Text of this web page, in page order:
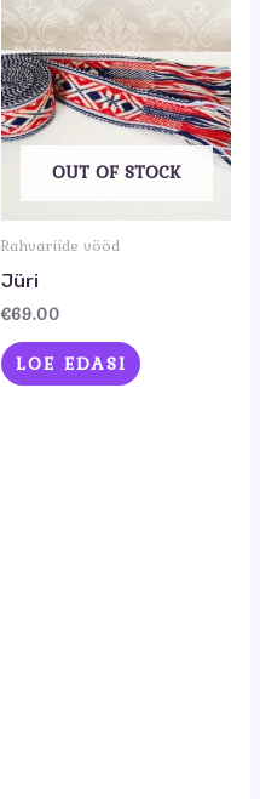
OUT OF STOCK
Rahvariide vööd
Jüri
€69.00
LOE EDASI